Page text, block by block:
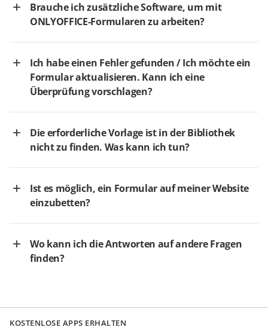
Brauche ich zusätzliche Software, um mit
ONLYOFFICE-Formularen zu arbeiten?
Ich habe einen Fehler gefunden / Ich möchte ein
Formular aktualisieren. Kann ich eine
Überprüfung vorschlagen?
Die erforderliche Vorlage ist in der Bibliothek
nicht zu finden. Was kann ich tun?
Ist es möglich, ein Formular auf meiner Website
einzubetten?
Wo kann ich die Antworten auf andere Fragen
finden?
KOSTENLOSE APPS ERHALTEN